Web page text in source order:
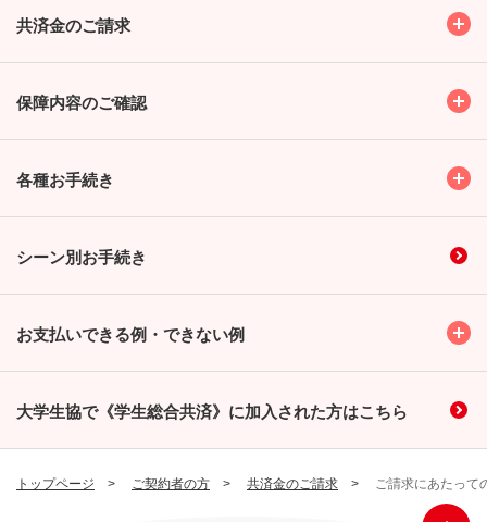
トップページ ご契約者の方 共済金のご請求 ご請求にあたっ
共済金のご請求
保障内容のご確認
各種お手続き
シーン別お手続き
お支払いできる例・できない例
大学生協で《学生総合共済》に加入された方はこちら